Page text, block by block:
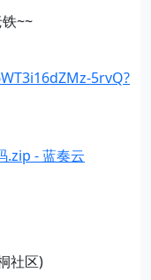
~~
5rvQ?
.zip - 蓝奏云
社区)